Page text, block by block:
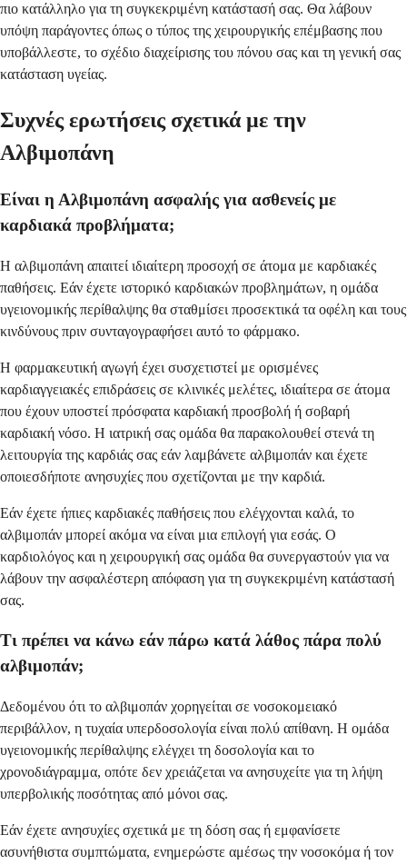
πιο κατάλληλο για τη συγκεκριμένη κατάστασή σας. Θα λάβουν
υπόψη παράγοντες όπως ο τύπος της χειρουργικής επέμβασης που
υποβάλλεστε, το σχέδιο διαχείρισης του πόνου σας και τη γενική σας
κατάσταση υγείας.
Συχνές ερωτήσεις σχετικά με την
Αλβιμοπάνη
Είναι η Αλβιμοπάνη ασφαλής για ασθενείς με
καρδιακά προβλήματα;
Η αλβιμοπάνη απαιτεί ιδιαίτερη προσοχή σε άτομα με καρδιακές
παθήσεις. Εάν έχετε ιστορικό καρδιακών προβλημάτων, η ομάδα
υγειονομικής περίθαλψης θα σταθμίσει προσεκτικά τα οφέλη και τους
κινδύνους πριν συνταγογραφήσει αυτό το φάρμακο.
Η φαρμακευτική αγωγή έχει συσχετιστεί με ορισμένες
καρδιαγγειακές επιδράσεις σε κλινικές μελέτες, ιδιαίτερα σε άτομα
που έχουν υποστεί πρόσφατα καρδιακή προσβολή ή σοβαρή
καρδιακή νόσο. Η ιατρική σας ομάδα θα παρακολουθεί στενά τη
λειτουργία της καρδιάς σας εάν λαμβάνετε αλβιμοπάν και έχετε
οποιεσδήποτε ανησυχίες που σχετίζονται με την καρδιά.
Εάν έχετε ήπιες καρδιακές παθήσεις που ελέγχονται καλά, το
αλβιμοπάν μπορεί ακόμα να είναι μια επιλογή για εσάς. Ο
καρδιολόγος και η χειρουργική σας ομάδα θα συνεργαστούν για να
λάβουν την ασφαλέστερη απόφαση για τη συγκεκριμένη κατάστασή
σας.
Τι πρέπει να κάνω εάν πάρω κατά λάθος πάρα πολύ
αλβιμοπάν;
Δεδομένου ότι το αλβιμοπάν χορηγείται σε νοσοκομειακό
περιβάλλον, η τυχαία υπερδοσολογία είναι πολύ απίθανη. Η ομάδα
υγειονομικής περίθαλψης ελέγχει τη δοσολογία και το
χρονοδιάγραμμα, οπότε δεν χρειάζεται να ανησυχείτε για τη λήψη
υπερβολικής ποσότητας από μόνοι σας.
Εάν έχετε ανησυχίες σχετικά με τη δόση σας ή εμφανίσετε
ασυνήθιστα συμπτώματα, ενημερώστε αμέσως την νοσοκόμα ή τον